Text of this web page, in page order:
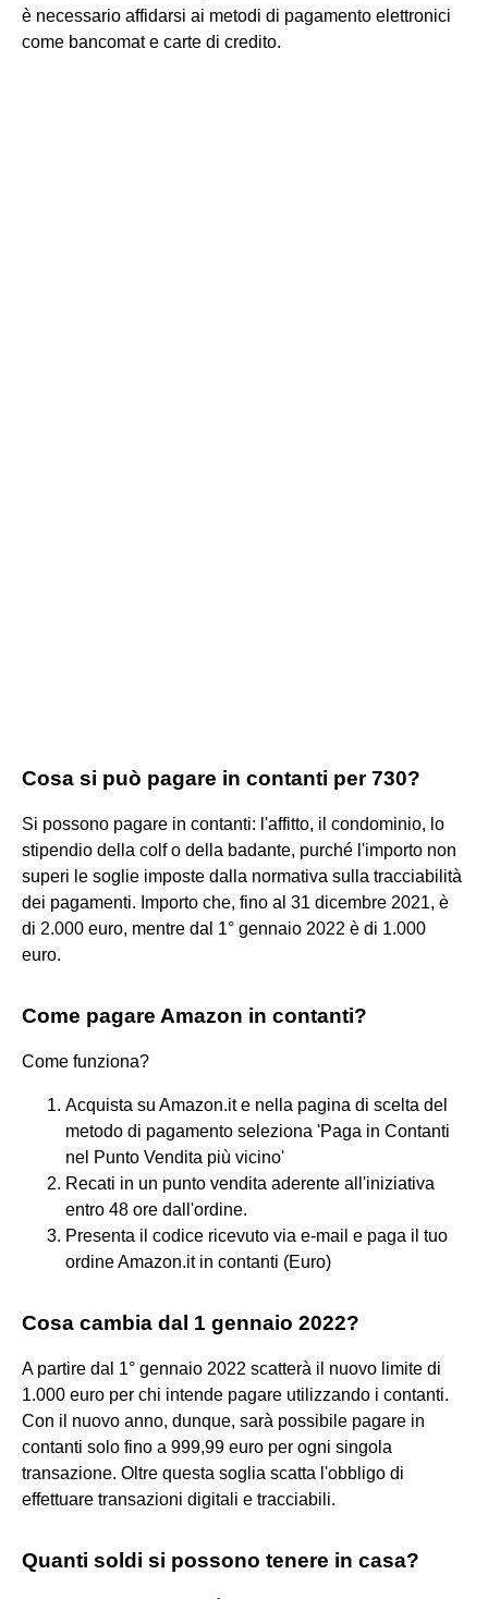
è necessario affidarsi ai metodi di pagamento elettronici
come bancomat e carte di credito.
Cosa si può pagare in contanti per 730?
Si possono pagare in contanti: l'affitto, il condominio, lo
stipendio della colf o della badante, purché l'importo non
superi le soglie imposte dalla normativa sulla tracciabilità
dei pagamenti. Importo che, fino al 31 dicembre 2021, è
di 2.000 euro, mentre dal 1° gennaio 2022 è di 1.000
euro.
Come pagare Amazon in contanti?
Come funziona?
Acquista su Amazon.it e nella pagina di scelta del
metodo di pagamento seleziona 'Paga in Contanti
nel Punto Vendita più vicino'
Recati in un punto vendita aderente all'iniziativa
entro 48 ore dall'ordine.
Presenta il codice ricevuto via e-mail e paga il tuo
ordine Amazon.it in contanti (Euro)
Cosa cambia dal 1 gennaio 2022?
A partire dal 1° gennaio 2022 scatterà il nuovo limite di
1.000 euro per chi intende pagare utilizzando i contanti.
Con il nuovo anno, dunque, sarà possibile pagare in
contanti solo fino a 999,99 euro per ogni singola
transazione. Oltre questa soglia scatta l'obbligo di
effettuare transazioni digitali e tracciabili.
Quanti soldi si possono tenere in casa?